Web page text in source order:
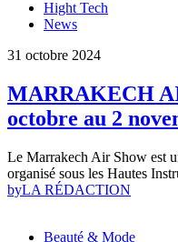
Hight Tech
News
31 octobre 2024
MARRAKECH
octobre au 2
Le Marrakech Air Show est
organisé sous les Hautes
byLA RÉDACTION
Beauté & Mode